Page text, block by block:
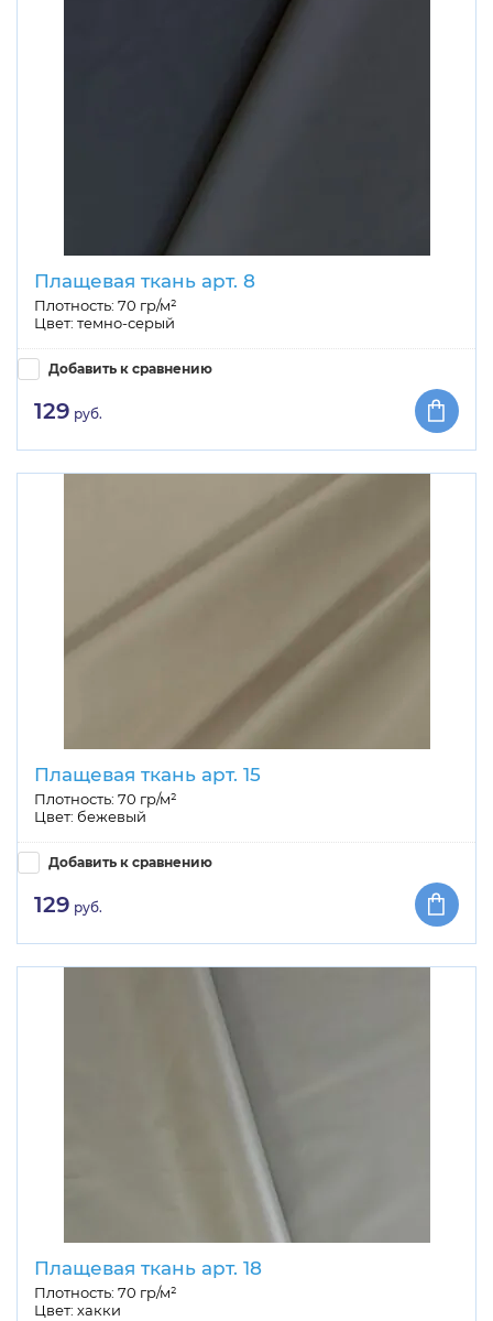
Плащевая ткань арт. 8
Плотность: 70 гр/м²
Цвет: темно-серый
Добавить к сравнению
129 руб.
Плащевая ткань арт. 15
Плотность: 70 гр/м²
Цвет: бежевый
Добавить к сравнению
129 руб.
Плащевая ткань арт. 18
Плотность: 70 гр/м²
Цвет: хакки